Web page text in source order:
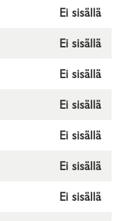
Ei sisällä
Ei sisällä
Ei sisällä
Ei sisällä
Ei sisällä
Ei sisällä
Ei sisällä